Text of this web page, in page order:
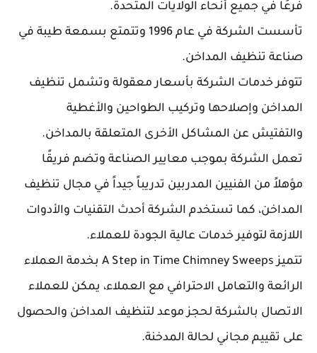
فرعًا في جميع أنحاء الولايات المتحدة.
تأسست الشركة في عام 1996 وتتمتع بسمعة طيبة في
صناعة تنظيف المداخن.
تتوفر خدمات الشركة بأسعار معقولة وتشمل تنظيف
المداخن وإصلاحها وتركيب الطواحين والأغطية
والتفتيش عن المشاكل الأخرى المتعلقة بالمداخن.
تعمل الشركة بموجب معايير الصناعة وتضم فريقًا
مؤهلاً من الفنيين المدربين تدريباً جيداً في مجال تنظيف
المداخن، كما تستخدم الشركة أحدث التقنيات والأدوات
اللازمة لتوفير خدمات عالية الجودة للعملاء.
تتميز A Step in Time Chimney Sweeps بخدمة العملاء
الرائعة والتعامل الاحترافي مع العملاء، يمكن للعملاء
الاتصال بالشركة لحجز موعد لتنظيف المداخن والحصول
على تقييم مجاني لحالة المدخنة.